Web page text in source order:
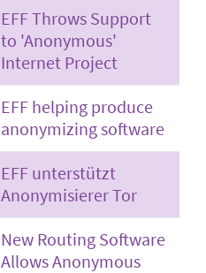
EFF Throws Support
to 'Anonymous'
Internet Project
EFF helping produce
anonymizing software
EFF unterstützt
Anonymisierer Tor
New Routing Software
Allows Anonymous